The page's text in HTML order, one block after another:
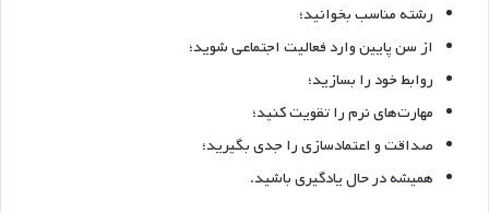
رشته مناسب بخوانید؛
از سن پایین وارد فعالیت اجتماعی شوید؛
روابط خود را بسازید؛
مهارت‌های نرم را تقویت کنید؛
صداقت و اعتمادسازی را جدی بگیرید؛
همیشه در حال یادگیری باشید.